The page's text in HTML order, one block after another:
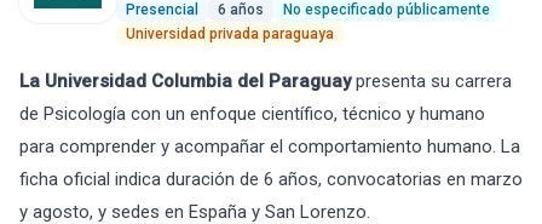
Presencial 6 años
No especificado públicamente
Universidad privada paraguaya
La Universidad Columbia del Paraguaypresenta su carrera
de Psicología con un enfoque científico, técnico y humano
para comprender y acompañar el comportamiento humano. La
ficha oficial indica duración de 6 años, convocatorias en marzo
y agosto, y sedes en España y San Lorenzo.